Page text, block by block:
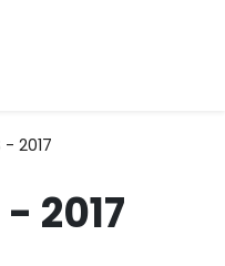
- 2017
2017